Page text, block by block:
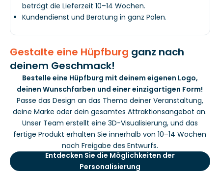
beträgt die Lieferzeit 10–14 Wochen.
Kundendienst und Beratung in ganz Polen.
Gestalte eine Hüpfburg ganz nach
deinem Geschmack!
Bestelle eine Hüpfburg mit deinem eigenen Logo,
deinen Wunschfarben und einer einzigartigen Form!
Passe das Design an das Thema deiner Veranstaltung,
deine Marke oder dein gesamtes Attraktionsangebot an.
Unser Team erstellt eine 3D-Visualisierung, und das
fertige Produkt erhalten Sie innerhalb von 10–14 Wochen
nach Freigabe des Entwurfs.
Entdecken Sie die Möglichkeiten der
Personalisierung